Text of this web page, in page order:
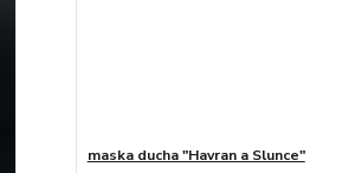
maska ducha "Havran a Slunce"